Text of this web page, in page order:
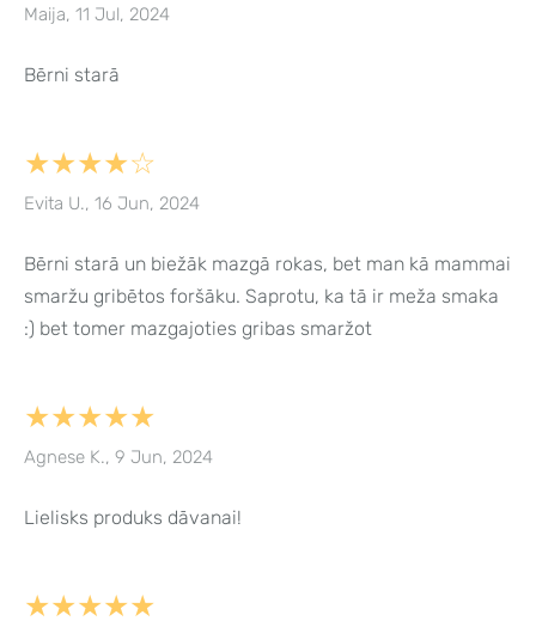
Maija, 11 Jul, 2024
Bērni starā
★★★★☆
Evita U., 16 Jun, 2024
Bērni starā un biežāk mazgā rokas, bet man kā mammai
smaržu gribētos foršāku. Saprotu, ka tā ir meža smaka
:) bet tomer mazgajoties gribas smaržot
★★★★★
Agnese K., 9 Jun, 2024
Lielisks produks dāvanai!
★★★★★